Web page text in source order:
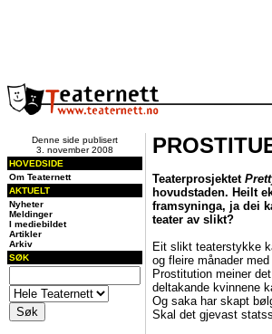
Denne side publisert
3. november 2008
HOVEDSIDE
Om Teaternett
AKTUELT
Nyheter
Meldinger
I mediebildet
Artikler
Arkiv
SØK
Teaterprosjektet
hovudstaden. Heilt
framsyninga, ja dei
teater av slikt?
Eit slikt teaterstykke
og fleire månader
Prostitution meiner
deltakande kvinnene
Og saka har skapt
Skal det gjevast